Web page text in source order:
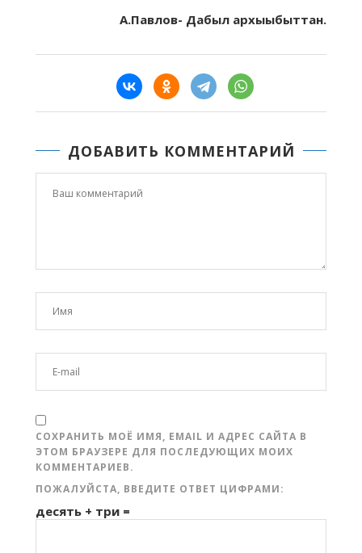
А.Павлов- Дабыл архыыбыттан.
ДОБАВИТЬ КОММЕНТАРИЙ
СОХРАНИТЬ МОЁ ИМЯ, EMAIL И АДРЕС САЙТА В
ЭТОМ БРАУЗЕРЕ ДЛЯ ПОСЛЕДУЮЩИХ МОИХ
КОММЕНТАРИЕВ.
ПОЖАЛУЙСТА, ВВЕДИТЕ ОТВЕТ ЦИФРАМИ:
десять + три =